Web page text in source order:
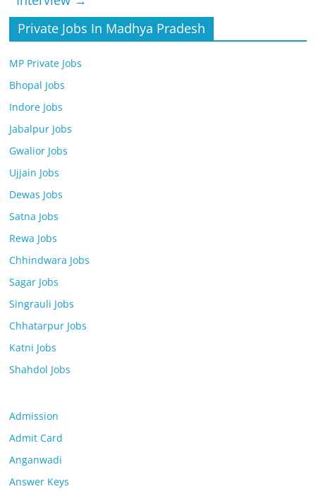
Private Jobs In Madhya Pradesh
MP Private Jobs
Bhopal Jobs
Indore Jobs
Jabalpur Jobs
Gwalior Jobs
Ujjain Jobs
Dewas Jobs
Satna Jobs
Rewa Jobs
Chhindwara Jobs
Sagar Jobs
Singrauli Jobs
Chhatarpur Jobs
Katni Jobs
Shahdol Jobs
Admission
Admit Card
Anganwadi
Answer Keys